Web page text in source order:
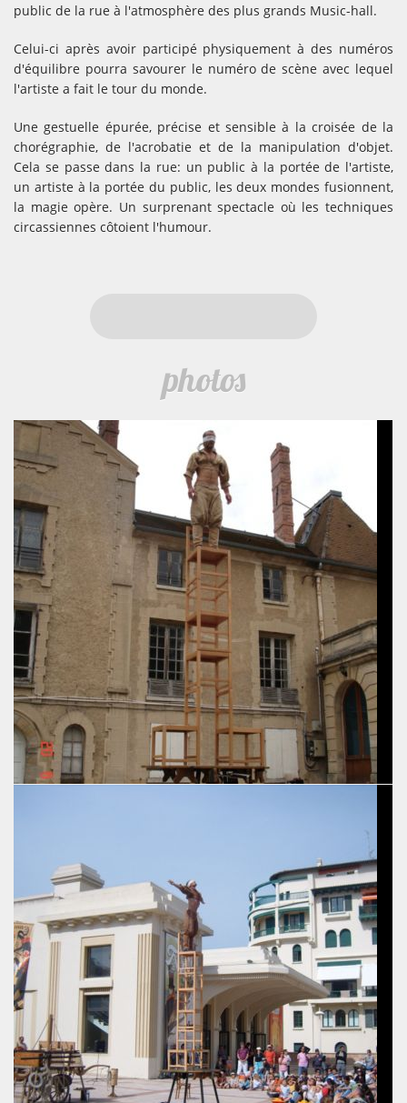
public de la rue à l'atmosphère des plus grands Music-hall.
Celui-ci après avoir participé physiquement à des numéros
d'équilibre pourra savourer le numéro de scène avec lequel
l'artiste a fait le tour du monde.
Une gestuelle épurée, précise et sensible à la croisée de la
chorégraphie, de l'acrobatie et de la manipulation d'objet.
Cela se passe dans la rue: un public à la portée de l'artiste,
un artiste à la portée du public, les deux mondes fusionnent,
la magie opère. Un surprenant spectacle où les techniques
circassiennes côtoient l'humour.
photos